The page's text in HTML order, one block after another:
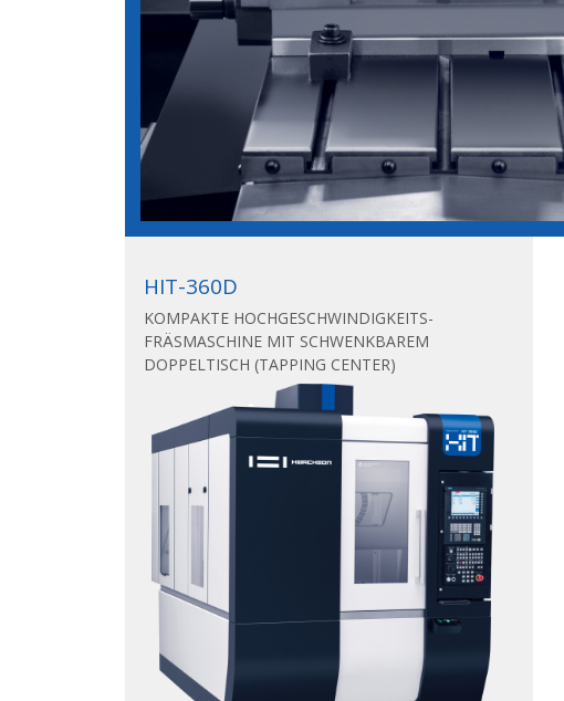
HIT-360D
KOMPAKTE HOCHGESCHWINDIGKEITS-
FRÄSMASCHINE MIT SCHWENKBAREM
DOPPELTISCH (TAPPING CENTER)